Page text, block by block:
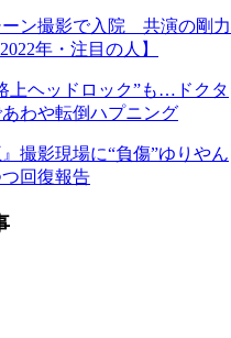
ーン撮影で入院 共演の剛力
年・注目の人】
上ヘッドロック”も…ドクタ
わや転倒ハプニング
撮影現場に“負傷”ゆりやん
回復報告